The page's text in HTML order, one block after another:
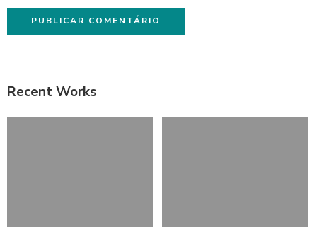
Recent Works